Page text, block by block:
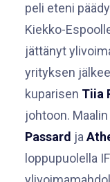
peli eteni
Kiekko-
jättänyt
yrityksen
kuparisen Tiia
johtoon.
Passard ja
loppupuolella